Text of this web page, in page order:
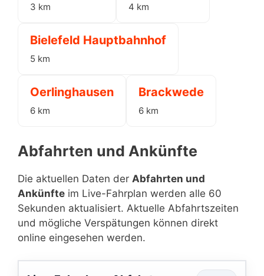
3 km 4 km
Bielefeld Hauptbahnhof
5 km
Oerlinghausen
6 km
Brackwede
6 km
Abfahrten und Ankünfte
Die aktuellen Daten der Abfahrten und
Ankünfte im Live-Fahrplan werden alle 60
Sekunden aktualisiert. Aktuelle Abfahrtszeiten
und mögliche Verspätungen können direkt
online eingesehen werden.